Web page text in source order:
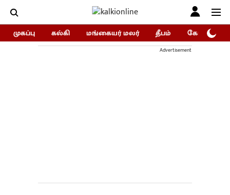
முகப்பு கல்கி மங்கையர் மலர் தீபம் கோகுலம்/
Advertisement